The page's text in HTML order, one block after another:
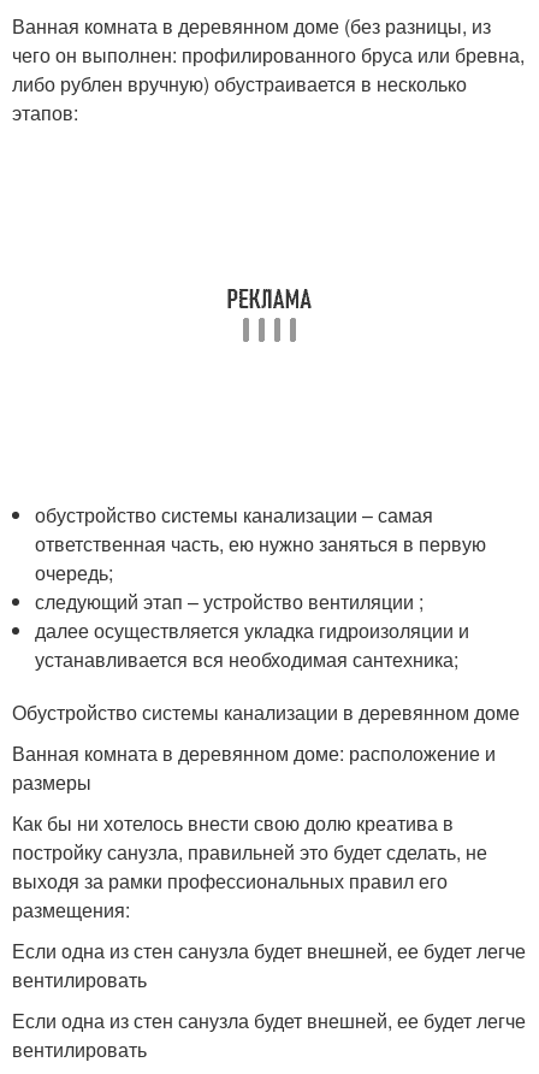
Ванная комната в деревянном доме (без разницы, из
чего он выполнен: профилированного бруса или бревна,
либо рублен вручную) обустраивается в несколько
этапов:
обустройство системы канализации – самая
ответственная часть, ею нужно заняться в первую
очередь;
следующий этап – устройство вентиляции ;
далее осуществляется укладка гидроизоляции и
устанавливается вся необходимая сантехника;
Обустройство системы канализации в деревянном доме
Ванная комната в деревянном доме: расположение и
размеры
Как бы ни хотелось внести свою долю креатива в
постройку санузла, правильней это будет сделать, не
выходя за рамки профессиональных правил его
размещения:
Если одна из стен санузла будет внешней, ее будет легче
вентилировать
Если одна из стен санузла будет внешней, ее будет легче
вентилировать